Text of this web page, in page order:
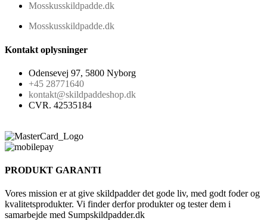
Mosskusskildpadde.dk
Mosskusskildpadde.dk
Kontakt oplysninger
Odensevej 97, 5800 Nyborg
+45 28771640
kontakt@skildpaddeshop.dk
CVR. 42535184
PRODUKT GARANTI
Vores mission er at give skildpadder det gode liv, med godt foder og
kvalitetsprodukter. Vi finder derfor produkter og tester dem i
samarbejde med Sumpskildpadder.dk